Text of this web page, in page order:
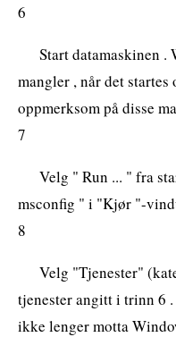
6
Start datamaskinen
mangler , når det
oppmerksom på disse
7
Velg " Run ... " fra
msconfig " i "Kjør "-
8
Velg "Tjenester"
tjenester angitt i trinn 6
ikke lenger motta